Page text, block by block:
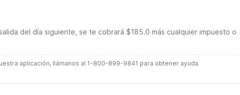
del día siguiente, se te cobrará $185.0 más cualquier impuesto o
aplicación, llámanos al 1-800-899-9841 para obtener ayuda